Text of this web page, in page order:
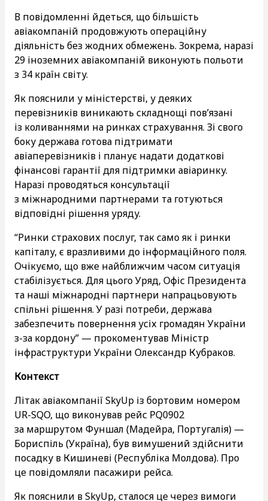
В повідомленні йдеться, що більшість
авіакомпаній продовжують операційну
діяльність без жодних обмежень. Зокрема, наразі
29 іноземних авіакомпаній виконують польоти
з 34 країн світу.
Як пояснили у міністерстві, у деяких
перевізників виникають складнощі пов’язані
із коливаннями на ринках страхування. Зі свого
боку держава готова підтримати
авіаперевізників і планує надати додаткові
фінансові гарантії для підтримки авіаринку.
Наразі проводяться консультації
з міжнародними партнерами та готуються
відповідні рішення уряду.
“Ринки страхових послуг, так само як і ринки
капіталу, є вразливими до інформаційного поля.
Очікуємо, що вже найближчим часом ситуація
стабілізується. Для цього Уряд, Офіс Президента
та наші міжнародні партнери напрацьовують
спільні рішення. У разі потреби, держава
забезпечить повернення усіх громадян України
з-за кордону” — прокоментував Міністр
інфраструктури України Олександр Кубраков.
Контекст
Літак авіакомпанії SkyUp із бортовим номером
UR-SQO, що виконував рейс PQ0902
за маршрутом Фуншал (Мадейра, Португалія) —
Бориспіль (Україна), був вимушений здійснити
посадку в Кишиневі (Республіка Молдова). Про
це повідомляли пасажири рейса.
Як пояснили в SkyUp, сталося це через вимоги